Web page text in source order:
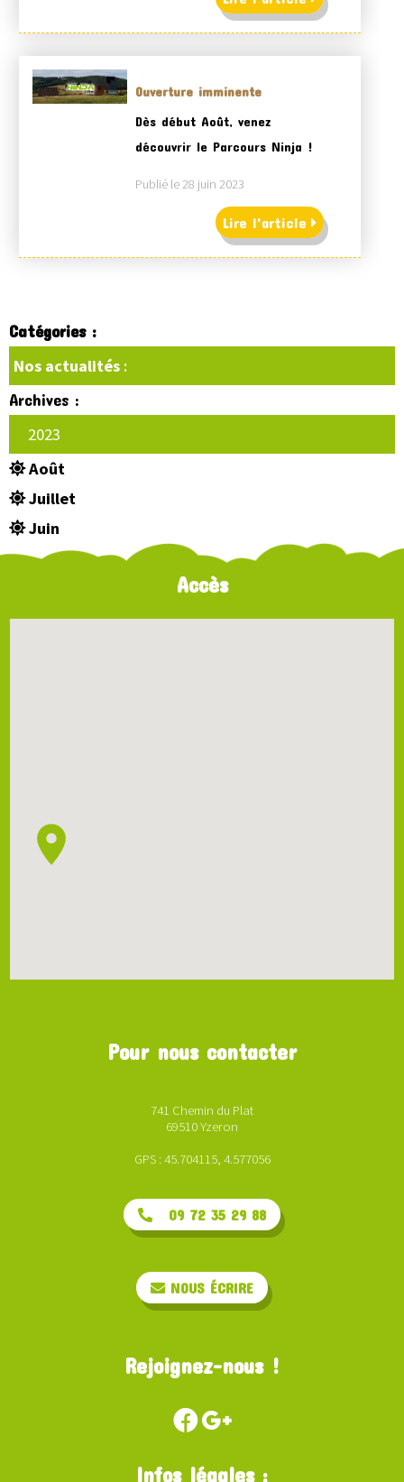
Ouverture imminente
Dès début Août, venez
découvrir le Parcours Ninja !
Publié le 28 juin 2023
Lire l'article
Catégories :
Nos actualités :
Archives :
2023
Août
Juillet
Juin
Accès
Pour nous contacter
741 Chemin du Plat
69510 Yzeron
GPS : 45.704115, 4.577056
09 72 35 29 88
NOUS ÉCRIRE
Rejoignez-nous !
Infos légales :